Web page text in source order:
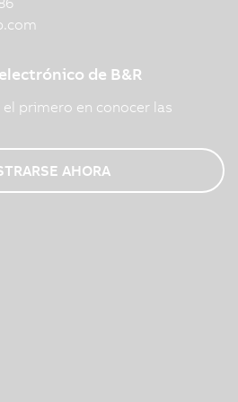
de B&R
primero en conocer las
AHORA